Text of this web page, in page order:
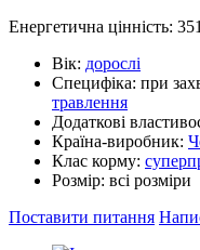
Енергетична цінність:
Вік: дорослі
Специфіка: при
травлення
Додаткові
Країна-виробник:
Клас корму:
Розмір: всі розміри
Поставити питання